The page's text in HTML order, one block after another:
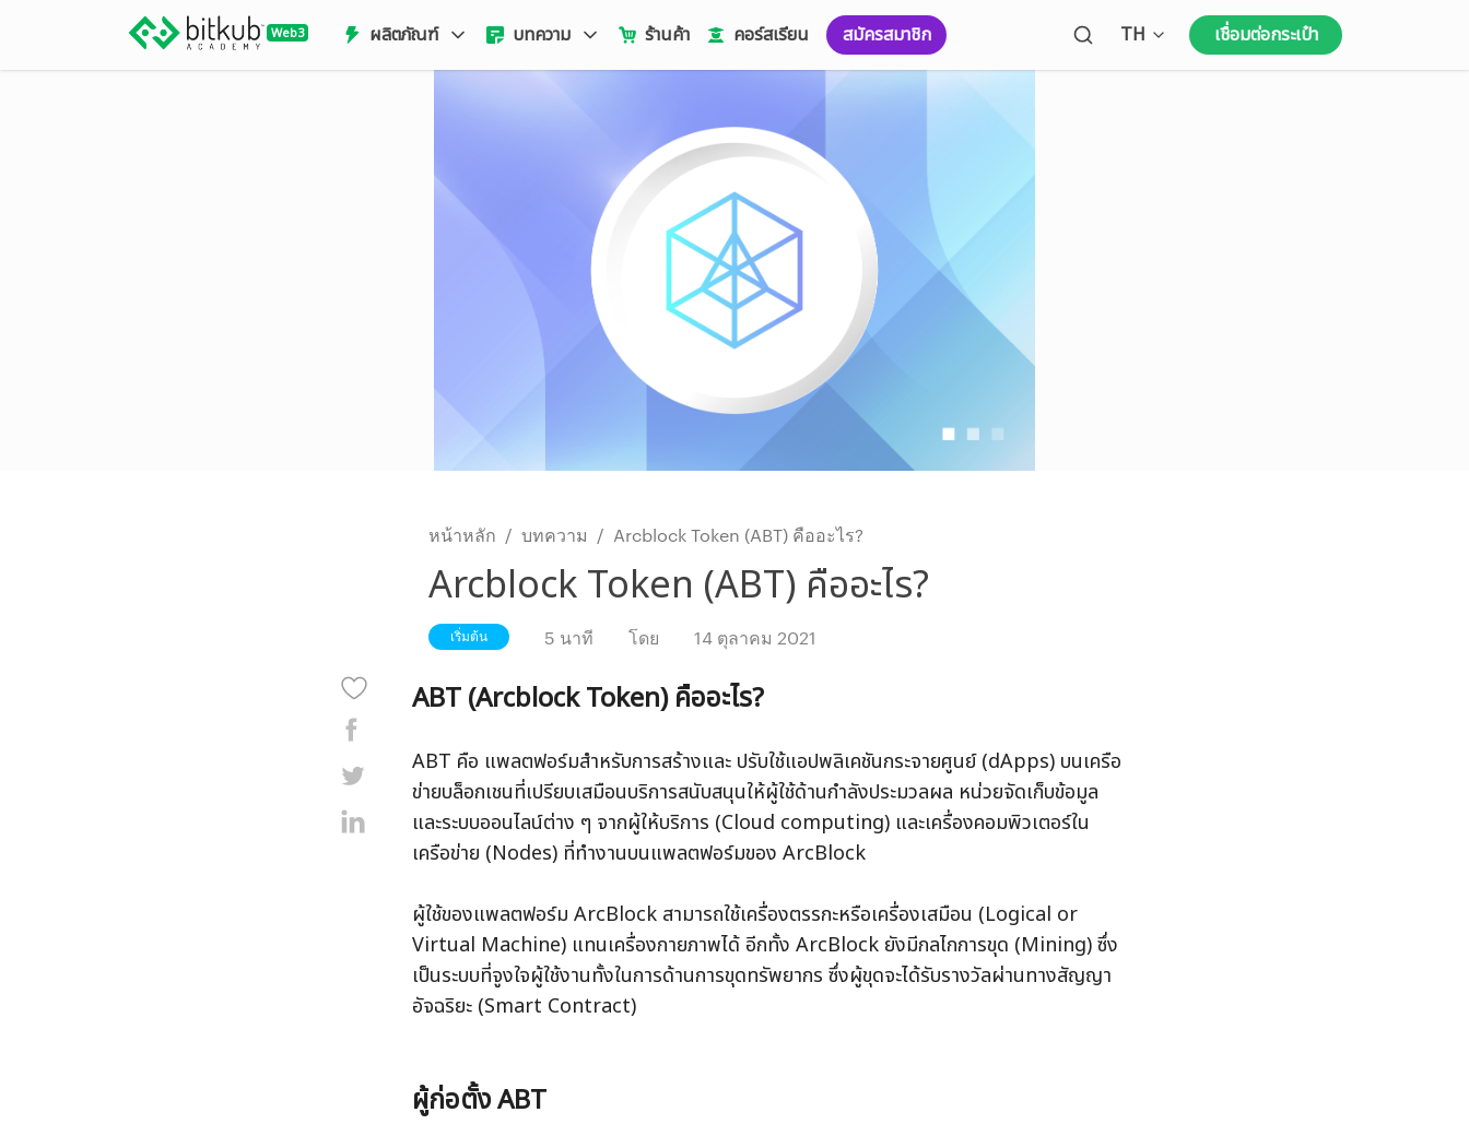
ผลิตภัณฑ์ บทความ ร้านค้า คอร์สเรียน สมัครสมาชิก Open language menu
TH เชื่อมต่อกระเป๋า
หน้าหลัก / บทความ / Arcblock Token (ABT) คืออะไร?
Arcblock Token (ABT) คืออะไร?
เริ่มต้น 5 นาที โดย 14 ตุลาคม 2021
ABT (Arcblock Token) คืออะไร?
ABT คือ แพลตฟอร์มสำหรับการสร้างและ ปรับใช้แอปพลิเคชันกระจายศูนย์ (dApps) บนเครือ
ข่ายบล็อกเชนที่เปรียบเสมือนบริการสนับสนุนให้ผู้ใช้ด้านกำลังประมวลผล หน่วยจัดเก็บข้อมูล
และระบบออนไลน์ต่าง ๆ จากผู้ให้บริการ (Cloud computing) และเครื่องคอมพิวเตอร์ใน
เครือข่าย (Nodes) ที่ทำงานบนแพลตฟอร์มของ ArcBlock
ผู้ใช้ของแพลตฟอร์ม ArcBlock สามารถใช้เครื่องตรรกะหรือเครื่องเสมือน (Logical or
Virtual Machine) แทนเครื่องกายภาพได้ อีกทั้ง ArcBlock ยังมีกลไกการขุด (Mining) ซึ่ง
เป็นระบบที่จูงใจผู้ใช้งานทั้งในการด้านการขุดทรัพยากร ซึ่งผู้ขุดจะได้รับรางวัลผ่านทางสัญญา
อัจฉริยะ (Smart Contract)
ผู้ก่อตั้ง ABT